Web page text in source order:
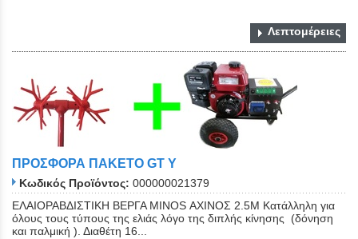
Λεπτομέρειες
ΠΡΟΣΦΟΡΑ ΠΑΚΕΤΟ GT Y
Κωδικός Προϊόντος: 000000021379
ΕΛΑΙΟΡΑΒΔΙΣΤΙΚΗ ΒΕΡΓΑ MINOS ΑΧΙΝΟΣ 2.5M Κατάλληλη για
όλους τους τύπους της ελιάς λόγο της διπλής κίνησης (δόνηση
και παλμική ). Διαθέτη 16...